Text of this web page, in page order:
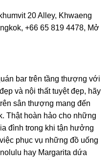
20 Alley, Khwaeng
+66 65 819 4478, Mở
bar trên tầng thượng với
và nội thất tuyệt đẹp, hãy
sân thượng mang đến
Thật hoàn hảo cho những
đình trong khi tận hưởng
phục vụ những đồ uống
hay Margarita dứa